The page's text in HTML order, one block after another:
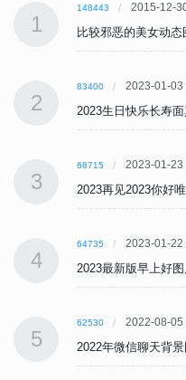
1
148443 2015-12-
比较邪恶的美女动
2
83400 2023-01-03
2023生日快乐长寿
3
68715 2023-01-23
2023再见2023你好
4
64735 2023-01-22
2023最新版早上好
5
62530 2022-08-05
2022年微信聊天背